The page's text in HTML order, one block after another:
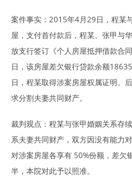
案件事实：2015年4月29日，程某
屋，支付首付款后，程某、张甲与
放支行签订《个人房屋抵押借款合
日，该房屋差欠银行贷款余额
日，程某取得涉案房屋权属证明。
求分割夫妻共同财产。
裁判观点：程某与张甲婚姻关系存
系夫妻共同财产，双方因没有能力
对涉案房屋各享有 50%份额，差欠
半，本院对此予以照准。